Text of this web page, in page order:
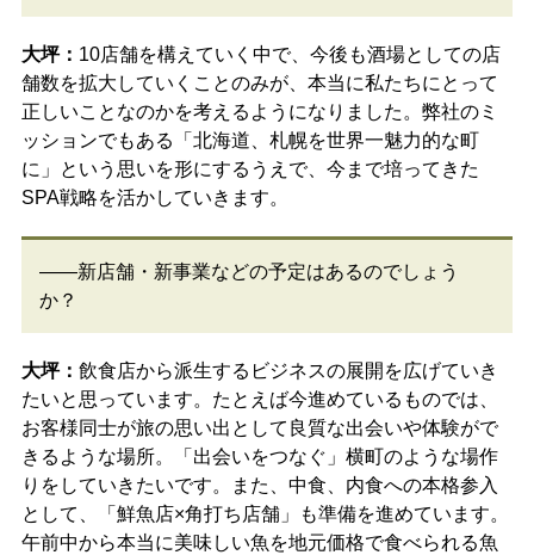
大坪： 10店舗を構えていく中で、今後も酒場としての店
舗数を拡大していくことのみが、本当に私たちにとって
正しいことなのかを考えるようになりました。弊社のミ
ッションでもある「北海道、札幌を世界一魅力的な町
に」という思いを形にするうえで、今まで培ってきた
SPA戦略を活かしていきます。
――新店舗・新事業などの予定はあるのでしょう
か？
大坪： 飲食店から派生するビジネスの展開を広げていき
たいと思っています。たとえば今進めているものでは、
お客様同士が旅の思い出として良質な出会いや体験がで
きるような場所。「出会いをつなぐ」横町のような場作
りをしていきたいです。また、中食、内食への本格参入
として、「鮮魚店×角打ち店舗」も準備を進めています。
午前中から本当に美味しい魚を地元価格で食べられる魚